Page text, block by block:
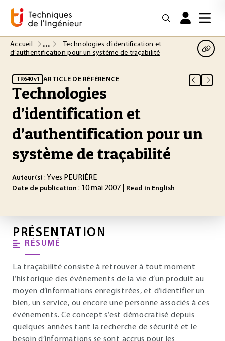
Accueil
Technologies d’identification et
d’authentification pour un système de traçabilité
TR640 v1 ARTICLE DE RÉFÉRENCE
Technologies
d’identification et
d’authentification pour un
système de traçabilité
Auteur(s) : Yves PEURIÈRE
Date de publication : 10 mai 2007 | Read in English
PRÉSENTATION
RÉSUMÉ
La traçabilité consiste à retrouver à tout moment
l’historique des événements de la vie d’un produit au
moyen d’informations enregistrées, et d’identifier un
bien, un service, ou encore une personne associés à ces
événements. Ce concept s’est démocratisé depuis
quelques années tant la recherche de sécurité et le